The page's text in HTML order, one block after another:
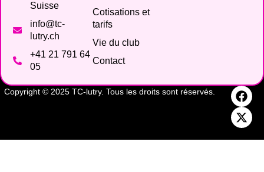
Suisse
info@tc-
lutry.ch
+41 21 791 64
05
Cotisations et
tarifs
Vie du club
Contact
Copyright © 2025 TC-lutry. Tous les droits sont réservés.